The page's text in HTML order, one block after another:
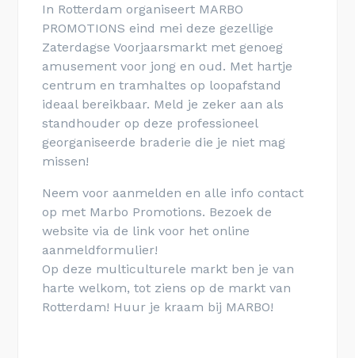
In Rotterdam organiseert MARBO
PROMOTIONS eind mei deze gezellige
Zaterdagse Voorjaarsmarkt met genoeg
amusement voor jong en oud. Met hartje
centrum en tramhaltes op loopafstand
ideaal bereikbaar. Meld je zeker aan als
standhouder op deze professioneel
georganiseerde braderie die je niet mag
missen!
Neem voor aanmelden en alle info contact
op met Marbo Promotions. Bezoek de
website via de link voor het online
aanmeldformulier!
Op deze multiculturele markt ben je van
harte welkom, tot ziens op de markt van
Rotterdam! Huur je kraam bij MARBO!